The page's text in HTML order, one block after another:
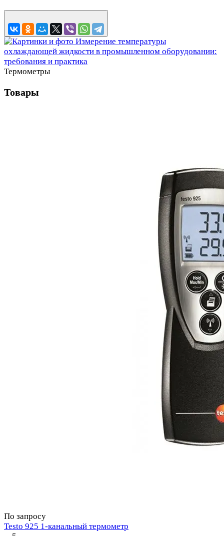
Термометры
Товары
По запросу
Testo 925 1-канальный термометр